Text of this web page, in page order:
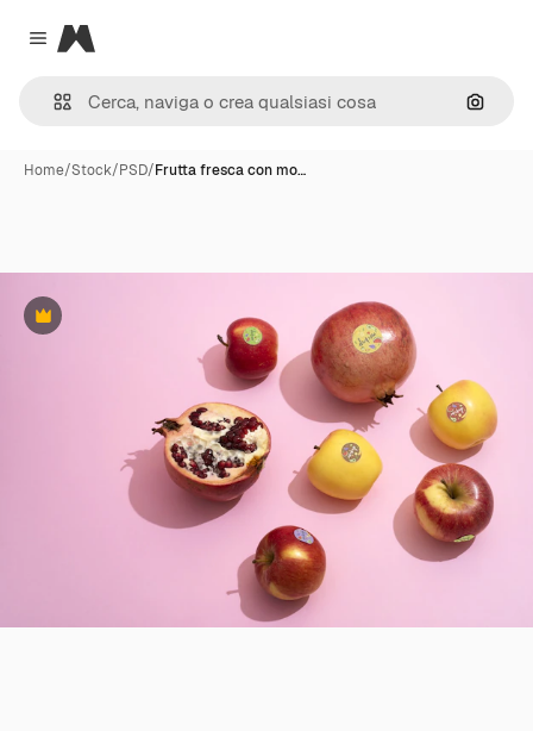
Close menu
Magnific
Cerca
Home/Stock/PSD/Frutta fresca con mo…
Premium